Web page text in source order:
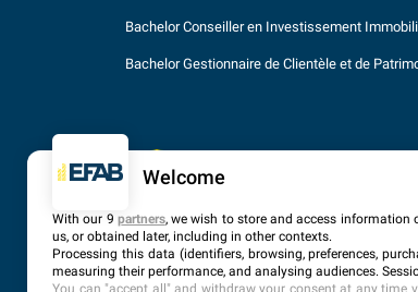
Bachelor Conseiller en Investissement
Bachelor Gestionnaire de Clientèle et de
ACCUEIL
Welcome
With our 9 partners, we wish to store and access information
us, or obtained later, including in other contexts.
Processing this data (identifiers, browsing, preferences,
measuring their performance, and analysing audiences.
You can "accept all" and withdraw your consent at any time